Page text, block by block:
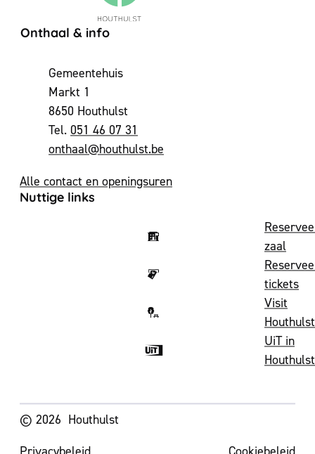
Contact & openingsuren
Onthaal & info
AdresGemeentehuis
Markt 1
,8650 Houthulst
051 46 07 31
E-mailonthaal@houthulst.be
Alle contact en openingsuren
Nuttige links
zaal
tickets
Visit
Houthulst
UiT in
Houthulst
© 2026 Houthulst
Privacybeleid Cookiebeleid